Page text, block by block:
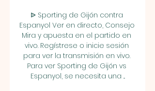
ᐉ Sporting de Gijón contra
Espanyol Ver en directo, Consejo
Mira y apuesta en el partido en
vivo. Regístrese o inicie sesión
para ver la transmisión en vivo.
Para ver Sporting de Gijón vs
Espanyol, se necesita una ...